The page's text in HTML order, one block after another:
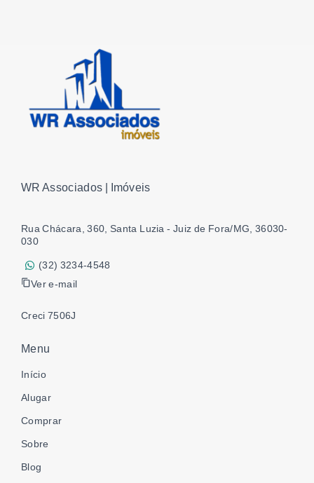
WR Associados | Imóveis
Rua Chácara, 360, Santa Luzia - Juiz de Fora/MG, 36030-
030
(32) 3234-4548
Ver e-mail
Creci 7506J
Menu
Início
Alugar
Comprar
Sobre
Blog